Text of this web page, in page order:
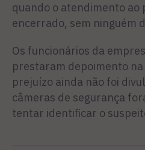
quando o atendimento ao
encerrado, sem ninguém
Os funcionários da
prestaram depoimento na
prejuízo ainda não foi
câmeras de segurança
tentar identificar o